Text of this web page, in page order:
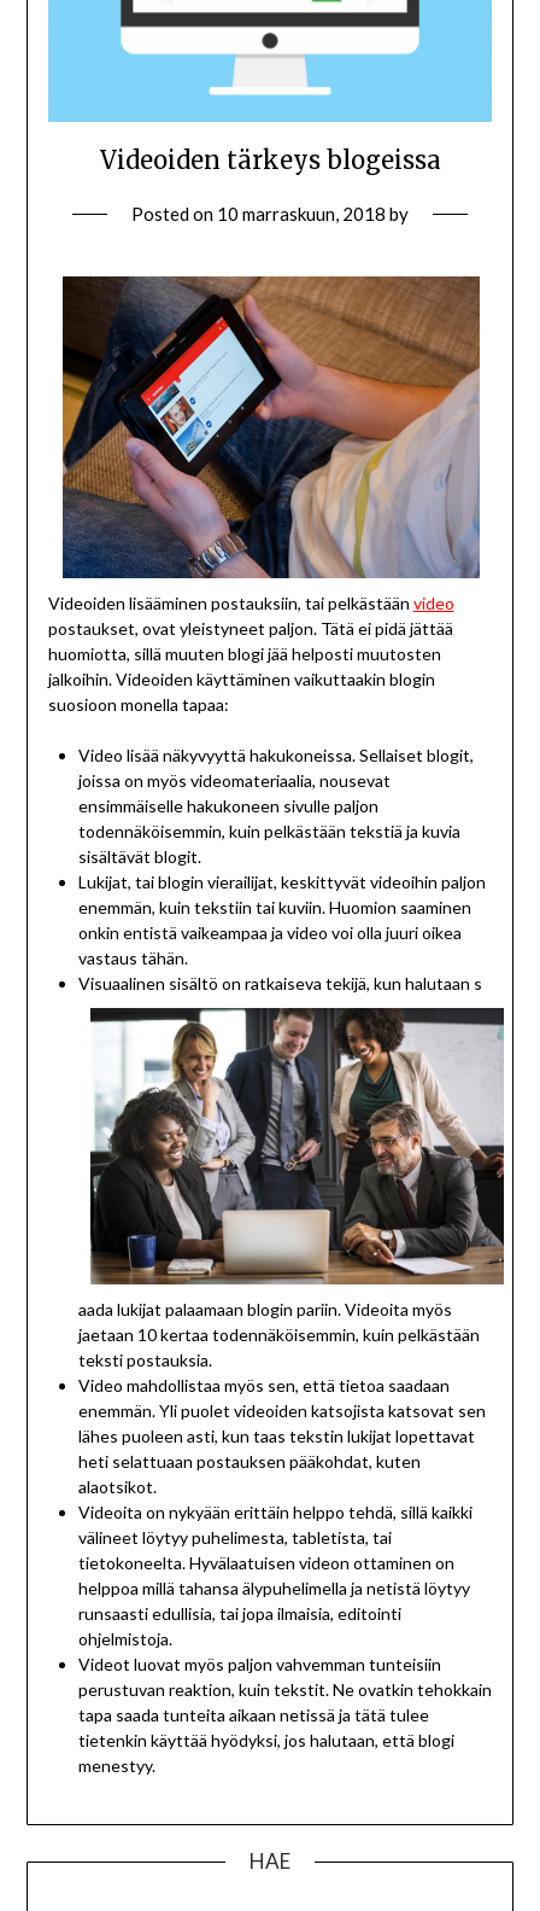
Videoiden tärkeys blogeissa
Posted on 10 marraskuun, 2018 by
Videoiden lisääminen postauksiin, tai pelkästään video
postaukset, ovat yleistyneet paljon. Tätä ei pidä jättää
huomiotta, sillä muuten blogi jää helposti muutosten
jalkoihin. Videoiden käyttäminen vaikuttaakin blogin
suosioon monella tapaa:
Video lisää näkyvyyttä hakukoneissa. Sellaiset blogit,
joissa on myös videomateriaalia, nousevat
ensimmäiselle hakukoneen sivulle paljon
todennäköisemmin, kuin pelkästään tekstiä ja kuvia
sisältävät blogit.
Lukijat, tai blogin vierailijat, keskittyvät videoihin paljon
enemmän, kuin tekstiin tai kuviin. Huomion saaminen
onkin entistä vaikeampaa ja video voi olla juuri oikea
vastaus tähän.
Visuaalinen sisältö on ratkaiseva tekijä, kun halutaan s
aada lukijat palaamaan blogin pariin. Videoita myös
jaetaan 10 kertaa todennäköisemmin, kuin pelkästään
teksti postauksia.
Video mahdollistaa myös sen, että tietoa saadaan
enemmän. Yli puolet videoiden katsojista katsovat sen
lähes puoleen asti, kun taas tekstin lukijat lopettavat
heti selattuaan postauksen pääkohdat, kuten
alaotsikot.
Videoita on nykyään erittäin helppo tehdä, sillä kaikki
välineet löytyy puhelimesta, tabletista, tai
tietokoneelta. Hyvälaatuisen videon ottaminen on
helppoa millä tahansa älypuhelimella ja netistä löytyy
runsaasti edullisia, tai jopa ilmaisia, editointi
ohjelmistoja.
Videot luovat myös paljon vahvemman tunteisiin
perustuvan reaktion, kuin tekstit. Ne ovatkin tehokkain
tapa saada tunteita aikaan netissä ja tätä tulee
tietenkin käyttää hyödyksi, jos halutaan, että blogi
menestyy.
HAE